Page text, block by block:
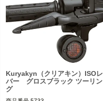
Kuryakyn（クリアキン）ISOレ
バー グロスブラック ツーリン
グ